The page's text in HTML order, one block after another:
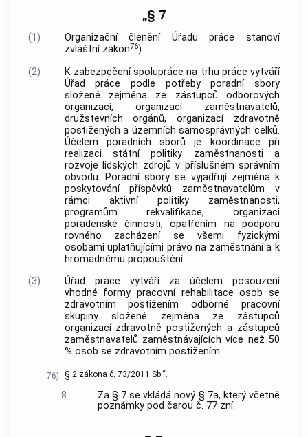
„§ 7
(1)
Organizační členění Úřadu práce stanoví
zvláštní zákon76).
(2)
K zabezpečení spolupráce na trhu práce vytváří
Úřad práce podle potřeby poradní sbory
složené zejména ze zástupců odborových
organizací, organizací zaměstnavatelů,
družstevních orgánů, organizací zdravotně
postižených a územních samosprávných celků.
Účelem poradních sborů je koordinace při
realizaci státní politiky zaměstnanosti a
rozvoje lidských zdrojů v příslušném správním
obvodu. Poradní sbory se vyjadřují zejména k
poskytování příspěvků zaměstnavatelům v
rámci aktivní politiky zaměstnanosti,
programům rekvalifikace, organizaci
poradenské činnosti, opatřením na podporu
rovného zacházení se všemi fyzickými
osobami uplatňujícími právo na zaměstnání a k
hromadnému propouštění.
(3)
Úřad práce vytváří za účelem posouzení
vhodné formy pracovní rehabilitace osob se
zdravotním postižením odborné pracovní
skupiny složené zejména ze zástupců
organizací zdravotně postižených a zástupců
zaměstnavatelů zaměstnávajících více než 50
% osob se zdravotním postižením.
76) § 2 zákona č. 73/2011 Sb.“.
8.
Za § 7 se vkládá nový § 7a, který včetně
poznámky pod čarou č. 77 zní: